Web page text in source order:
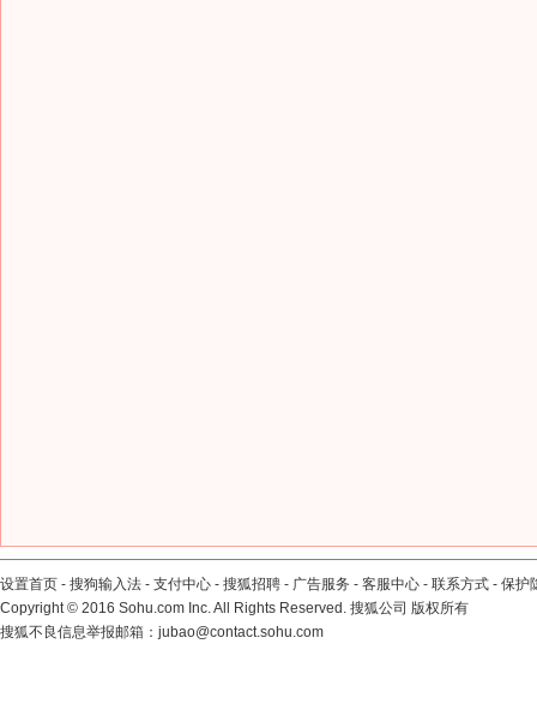
设置首页 - 搜狗输入法 - 支付中心 - 搜狐招聘 - 广告服务 - 客服中心 - 联系方式 - 保护
Copyright© 2016 Sohu.com Inc. All Rights Reserved. 搜狐公司 版权所有
搜狐不良信息举报邮箱： jubao@contact.sohu.com